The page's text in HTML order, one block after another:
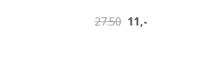
27.50 11,-